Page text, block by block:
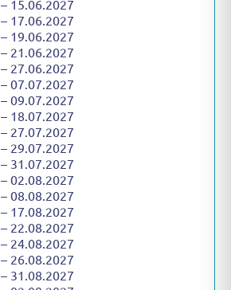
15.06.2027
17.06.2027
19.06.2027
21.06.2027
27.06.2027
07.07.2027
09.07.2027
18.07.2027
27.07.2027
29.07.2027
31.07.2027
02.08.2027
08.08.2027
17.08.2027
22.08.2027
24.08.2027
26.08.2027
31.08.2027